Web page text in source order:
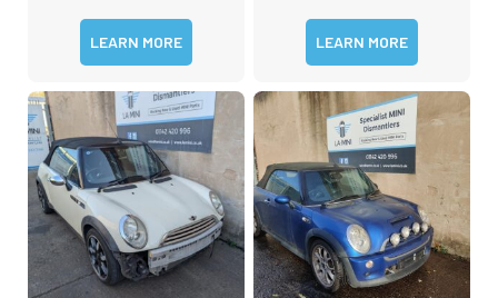
LEARN MORE LEARN MORE